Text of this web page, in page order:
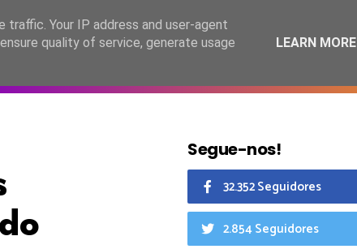
LANÇAMENTOS ESPECIAIS CALENDÁRIO
Segue-nos!
32.352 Seguidores
2.854 Seguidores
Your IP address and user-agent
quality of service, generate usage
LEARN MORE